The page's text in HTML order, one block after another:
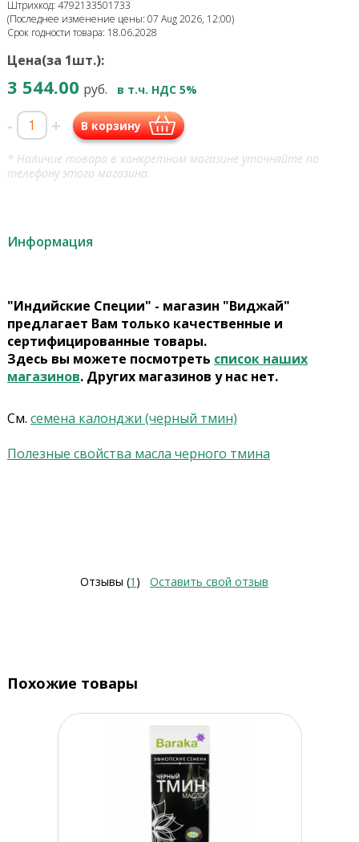
Штрихкод: 4792133501733
(Последнее изменение цены: 07 Aug 2026, 12:00)
Срок годности товара: 18.06.2028
Цена(за 1шт.):
3 544.00 руб. в т.ч. НДС 5%
- + В корзину
* Наличие товара в конкретном магазине уточняйте по
телефону этого магазина.
Информация
"Индийские Специи" - магазин "Виджай"
предлагает Вам только качественные и
сертифицированные товары.
Здесь вы можете посмотреть список наших
магазинов. Других магазинов у нас нет.
См. семена калонджи (черный тмин)
Полезные свойства масла черного тмина
Отзывы (1 ) Оставить свой отзыв
Похожие товары